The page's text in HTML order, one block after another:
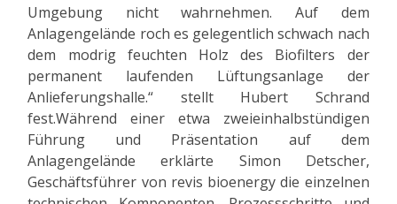
Umgebung nicht wahrnehmen. Auf dem
Anlagengelände roch es gelegentlich schwach nach
dem modrig feuchten Holz des Biofilters der
permanent laufenden Lüftungsanlage der
Anlieferungshalle.“ stellt Hubert Schrand
fest.Während einer etwa zweieinhalbstündigen
Führung und Präsentation auf dem
Anlagengelände erklärte Simon Detscher,
Geschäftsführer von revis bioenergy die einzelnen